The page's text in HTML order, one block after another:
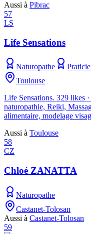
Aussi à Pibrac
57
LS
Life Sensations
Naturopathe
Toulouse
Life Sensations. 329 likes
naturopathie, Reiki,
alimentaire, modelage
Aussi à Toulouse
58
CZ
Chloé ZANATTA
Naturopathe
Castanet-Tolosan
Aussi à Castanet-Tolosan
59